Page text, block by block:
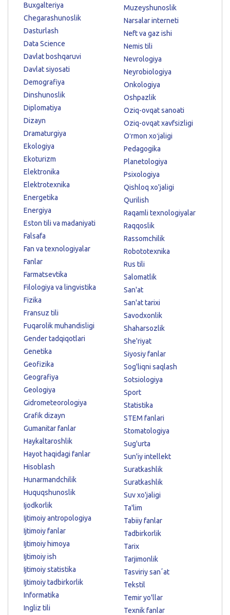
Buxgalteriya
Chegarashunoslik
Dasturlash
Data Science
Davlat boshqaruvi
Davlat siyosati
Demografiya
Dinshunoslik
Diplomatiya
Dizayn
Dramaturgiya
Ekologiya
Ekoturizm
Elektronika
Elektrotexnika
Energetika
Energiya
Eston tili va madaniyati
Falsafa
Fan va texnologiyalar
Fanlar
Farmatsevtika
Filologiya va lingvistika
Fizika
Fransuz tili
Fuqarolik muhandisligi
Gender tadqiqotlari
Genetika
Geofizika
Geografiya
Geologiya
Gidrometeorologiya
Grafik dizayn
Gumanitar fanlar
Haykaltaroshlik
Hayot haqidagi fanlar
Hisoblash
Hunarmandchilik
Huquqshunoslik
Ijodkorlik
Ijtimoiy antropologiya
Ijtimoiy fanlar
Ijtimoiy himoya
Ijtimoiy ish
Ijtimoiy statistika
Ijtimoiy tadbirkorlik
Informatika
Ingliz tili
Muzeyshunoslik
Narsalar interneti
Neft va gaz ishi
Nemis tili
Nevrologiya
Neyrobiologiya
Onkologiya
Oshpazlik
Oziq-ovqat sanoati
Oziq-ovqat xavfsizligi
Oʻrmon xoʻjaligi
Pedagogika
Planetologiya
Psixologiya
Qishloq xo'jaligi
Qurilish
Raqamli texnologiyalar
Raqqoslik
Rassomchilik
Robototexnika
Rus tili
Salomatlik
San'at
San'at tarixi
Savodxonlik
Shaharsozlik
She'riyat
Siyosiy fanlar
Sog'liqni saqlash
Sotsiologiya
Sport
Statistika
STEM fanlari
Stomatologiya
Sug'urta
Sun'iy intellekt
Suratkashlik
Suratkashlik
Suv xo'jaligi
Ta'lim
Tabiiy fanlar
Tadbirkorlik
Tarix
Tarjimonlik
Tasviriy sanʼat
Tekstil
Temir yo'llar
Texnik fanlar